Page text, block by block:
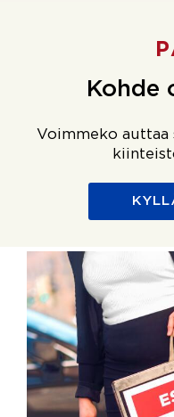
Kohde
Voimmeko auttaa